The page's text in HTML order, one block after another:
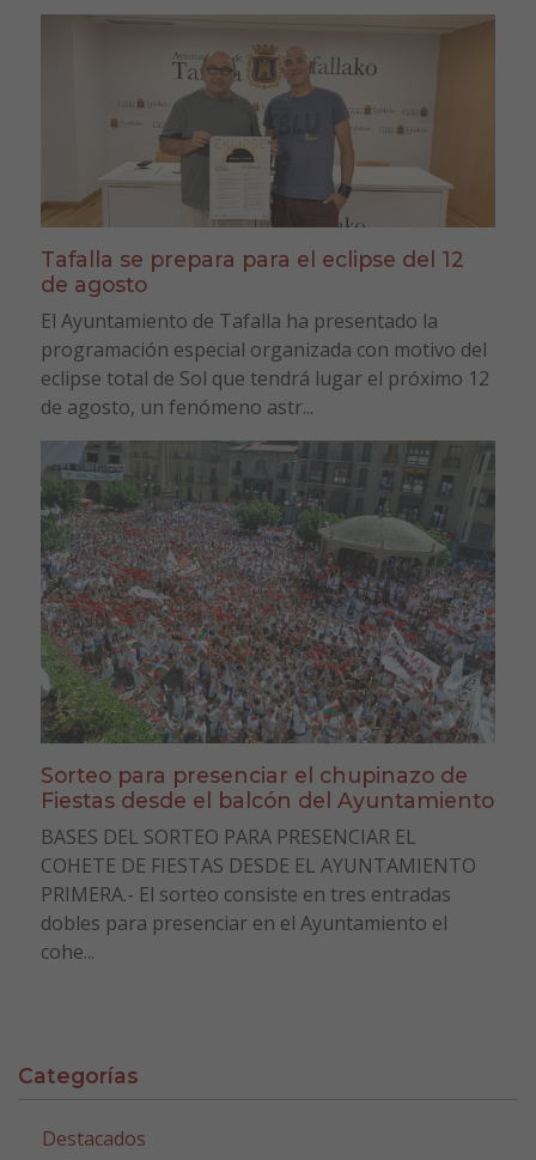
Tafalla se prepara para el eclipse del 12
de agosto
El Ayuntamiento de Tafalla ha presentado la
programación especial organizada con motivo del
eclipse total de Sol que tendrá lugar el próximo 12
de agosto, un fenómeno astr...
Sorteo para presenciar el chupinazo de
Fiestas desde el balcón del Ayuntamiento
BASES DEL SORTEO PARA PRESENCIAR EL
COHETE DE FIESTAS DESDE EL AYUNTAMIENTO
PRIMERA.- El sorteo consiste en tres entradas
dobles para presenciar en el Ayuntamiento el
cohe...
Categorías
Destacados